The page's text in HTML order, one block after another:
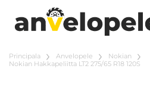
Principala Anvelopele
Nokian
Nokian Hakkapeliitta LT2 275/65 R18 120S